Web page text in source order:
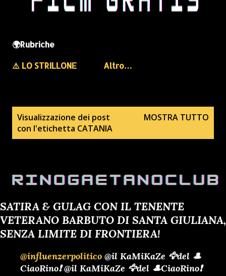
🌍Rubriche
⚠️ LO STRILLONE
Altro…
Visualizzazione dei post
con l'etichetta CATANIA
MOSTRA TUTTO
SATIRA & GULAG CON IL TENENTE
VETERANO BARBUTO DI SANTA GIULIANA,
SENZA LIMITE DI FRONTIERA!
@influenzerpolitico @il KaMiKaZe 🦅del 🎩
CiaoRino❗ @il KaMiKaZe 🦅del 🎩CiaoRino❗